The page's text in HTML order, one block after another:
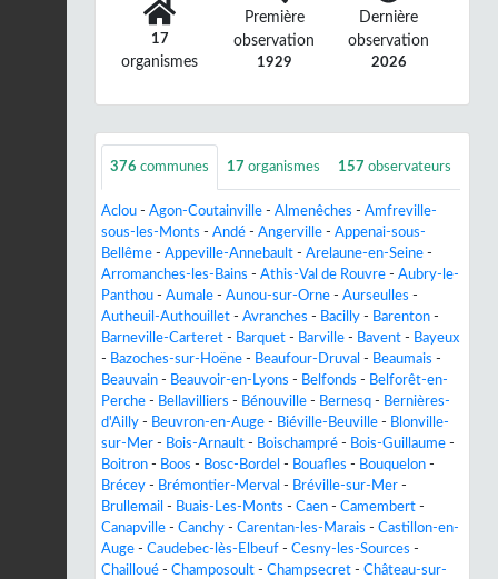
17
organismes
Première
observation
1929
Dernière
observation
2026
376 communes 17 organismes 157 observateurs
Aclou - Agon-Coutainville - Almenêches - Amfreville-
sous-les-Monts - Andé - Angerville - Appenai-sous-
Bellême - Appeville-Annebault - Arelaune-en-Seine -
Arromanches-les-Bains - Athis-Val de Rouvre - Aubry-le-
Panthou - Aumale - Aunou-sur-Orne - Aurseulles -
Autheuil-Authouillet - Avranches - Bacilly - Barenton -
Barneville-Carteret - Barquet - Barville - Bavent - Bayeux
- Bazoches-sur-Hoëne - Beaufour-Druval - Beaumais -
Beauvain - Beauvoir-en-Lyons - Belfonds - Belforêt-en-
Perche - Bellavilliers - Bénouville - Bernesq - Bernières-
d'Ailly - Beuvron-en-Auge - Biéville-Beuville - Blonville-
sur-Mer - Bois-Arnault - Boischampré - Bois-Guillaume -
Boitron - Boos - Bosc-Bordel - Bouafles - Bouquelon -
Brécey - Brémontier-Merval - Bréville-sur-Mer -
Brullemail - Buais-Les-Monts - Caen - Camembert -
Canapville - Canchy - Carentan-les-Marais - Castillon-en-
Auge - Caudebec-lès-Elbeuf - Cesny-les-Sources -
Chailloué - Champosoult - Champsecret - Château-sur-